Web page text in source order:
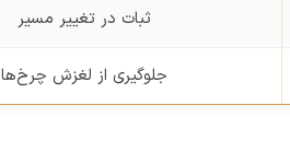
ثبات در تغییر مسیر
جلوگیری از لغزش چرخ‌ها